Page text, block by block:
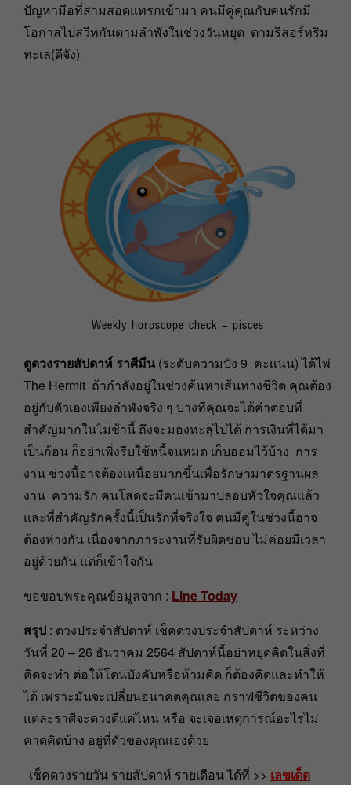
ปัญหามือที่สามสอดแทรกเข้ามา คนมีคู่คุณกับคนรักมี
โอกาสไปสวีทกันตามลำพังในช่วงวันหยุด ตามรีสอร์ทริม
ทะเล(ดีจัง)
Weekly horoscope check – pisces
ดูดวงรายสัปดาห์ ราศีมีน (ระดับความปัง 9 คะแนน) ได้ไพ่
The Hermit ถ้ากำลังอยู่ในช่วงค้นหาเส้นทางชีวิต คุณต้อง
อยู่กับตัวเองเพียงลำพังจริง ๆ บางทีคุณจะได้คำตอบที่
สำคัญมากในไม่ช้านี้ ถึงจะมองทะลุไปได้ การเงินที่ได้มา
เป็นก้อน ก็อย่าเพิ่งรีบใช้หนี้จนหมด เก็บออมไว้บ้าง การ
งาน ช่วงนี้อาจต้องเหนื่อยมากขึ้นเพื่อรักษามาตรฐานผล
งาน ความรัก คนโสดจะมีคนเข้ามาปลอบหัวใจคุณแล้ว
และที่สำคัญรักครั้งนี้เป็นรักที่จริงใจ คนมีคู่ในช่วงนี้อาจ
ต้องห่างกัน เนื่องจากภาระงานที่รับผิดชอบ ไม่ค่อยมีเวลา
อยู่ด้วยกัน แต่ก็เข้าใจกัน
ขอขอบพระคุณข้อมูลจาก : Line Today
สรุป : ดวงประจำสัปดาห์ เช็คดวงประจำสัปดาห์ ระหว่าง
วันที่ 20 – 26 ธันวาคม 2564 สัปดาห์นี้อย่าหยุดคิดในสิ่งที่
คิดจะทำ ต่อให้โดนบังคับหรือห้ามคิด ก็ต้องคิดและทำให้
ได้ เพราะมันจะเปลี่ยนอนาคตคุณเลย กราฟชีวิตของคน
แต่ละราศีจะดวงดีแค่ไหน หรือ จะเจอเหตุการณ์อะไรไม่
คาดคิดบ้าง อยู่ที่ตัวของคุณเองด้วย
เช็คดวงรายวัน รายสัปดาห์ รายเดือน ได้ที่ >> เลขเด็ด